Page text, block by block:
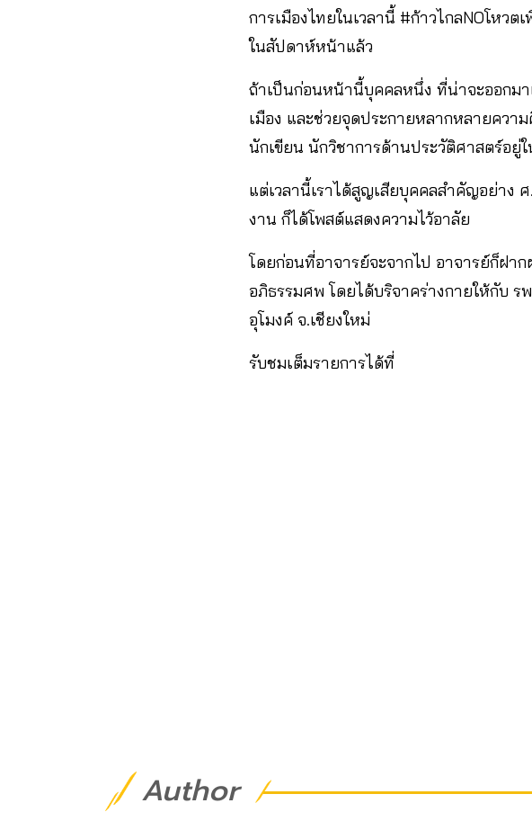
การเมืองไทยในเวลานี้ #ก้าวไกลNOโหว
ในสัปดาห์หน้าแล้ว
ถ้าเป็นก่อนหน้านี้บุคคลหนึ่ง ที่น่าจะออกมา
เมือง และช่วยจุดประกายหลากหลายควา
นักเขียน นักวิชาการด้านประวัติศาสตร์อยู่
แต่เวลานี้เราได้สูญเสียบุคคลสำคัญอย่าง
งาน ก็ได้โพสต์แสดงความไว้อาลัย
โดยก่อนที่อาจารย์จะจากไป อาจารย์ก็ฝา
อภิธรรมศพ โดยได้บริจาคร่างกายให้กับ ร
อุโมงค์ จ.เชียงใหม่
รับชมเต็มรายการได้ที่
Author